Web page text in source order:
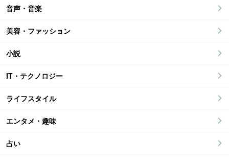
音声・音楽
美容・ファッション
小説
IT・テクノロジー
ライフスタイル
エンタメ・趣味
占い